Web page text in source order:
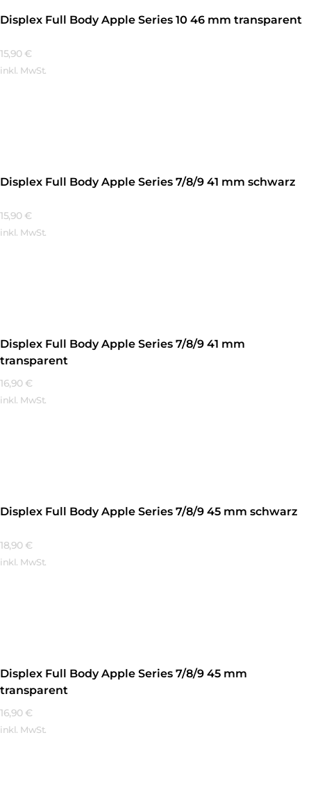
Displex Full Body Apple Series 10 46 mm transparent
15,90 €
inkl. MwSt.
Displex Full Body Apple Series 7/8/9 41 mm schwarz
15,90 €
inkl. MwSt.
Displex Full Body Apple Series 7/8/9 41 mm
transparent
16,90 €
inkl. MwSt.
Displex Full Body Apple Series 7/8/9 45 mm schwarz
18,90 €
inkl. MwSt.
Displex Full Body Apple Series 7/8/9 45 mm
transparent
16,90 €
inkl. MwSt.